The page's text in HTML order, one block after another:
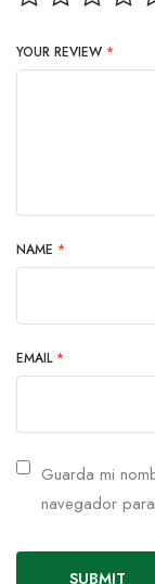
YOUR REVIEW *
NAME *
EMAIL *
Guarda mi
navegador